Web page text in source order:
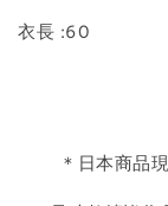
衣長 :60
＊日本商品